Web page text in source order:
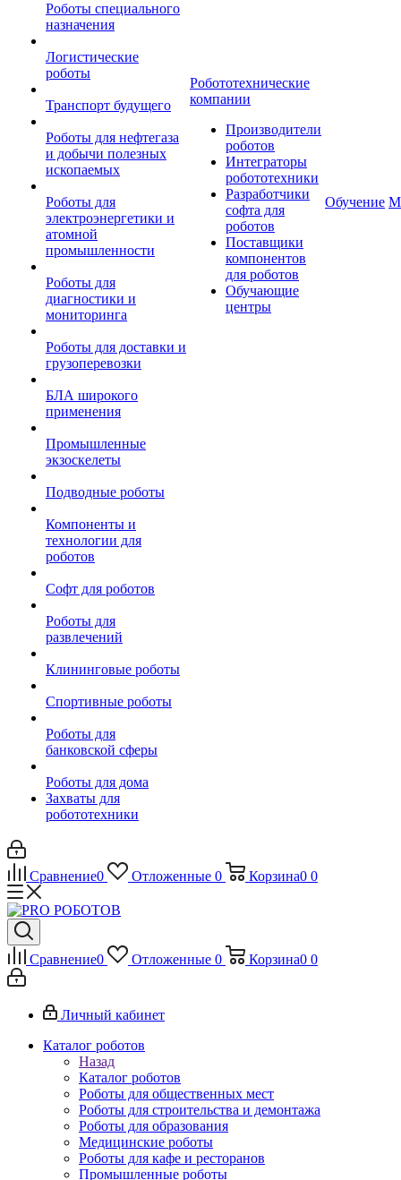
Роботы специального
назначения
Логистические
роботы
Транспорт будущего
Роботы для нефтегаза
и добычи полезных
ископаемых
Роботы для
электроэнергетики и
атомной
промышленности
Роботы для
диагностики и
мониторинга
Роботы для доставки и
грузоперевозки
БЛА широкого
применения
Промышленные
экзоскелеты
Подводные роботы
Компоненты и
технологии для
роботов
Софт для роботов
Роботы для
развлечений
Клининговые роботы
Спортивные роботы
Роботы для
банковской сферы
Роботы для дома
Захваты для
робототехники
Робототехнические
компании
Производители
роботов
Интеграторы
робототехники
Разработчики
софта для
роботов
Поставщики
компонентов
для роботов
Обучающие
центры
Обучение
Сравнение0 Отложенные 0 Корзина0 0
Сравнение0 Отложенные 0 Корзина0 0
Личный кабинет
Каталог роботов
Назад
Каталог роботов
Роботы для общественных мест
Роботы для строительства и демонтажа
Роботы для образования
Медицинские роботы
Роботы для кафе и ресторанов
Промышленные роботы